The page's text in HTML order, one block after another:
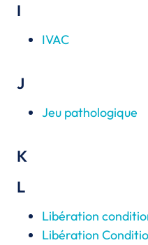
I
IVAC
J
Jeu pathologique
K
L
Libération
Libération